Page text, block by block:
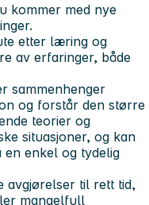
kommer med nye
etter læring og
av erfaringer, både
sammenhenger
og forstår den større
teorier og
situasjoner, og kan
enkel og tydelig
avgjørelser til rett tid,
mangelfull